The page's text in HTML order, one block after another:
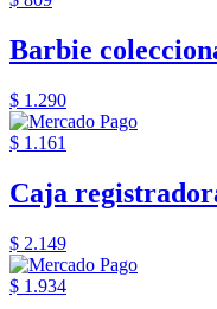
Barbie
$ 1.290
$ 1.161
Caja
$ 2.149
$ 1.934